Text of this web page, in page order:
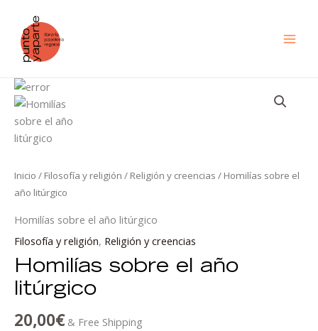
contenido
Inicio / Filosofía y religión / Religión y creencias / Homilías sobre el
año litúrgico
Homilías sobre el año litúrgico
Filosofía y religión, Religión y creencias
Homilías sobre el año
litúrgico
20,00€ & Free Shipping
Homilías
sobre
el
año
cantidad